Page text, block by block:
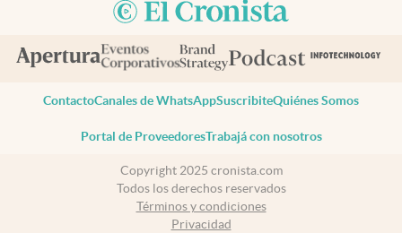
ContactoCanales de WhatsAppSuscribiteQuiénes Somos
Portal de ProveedoresTrabajá con nosotros
Copyright 2025 cronista.com
Todos los derechos reservados
Términos y condiciones
Privacidad